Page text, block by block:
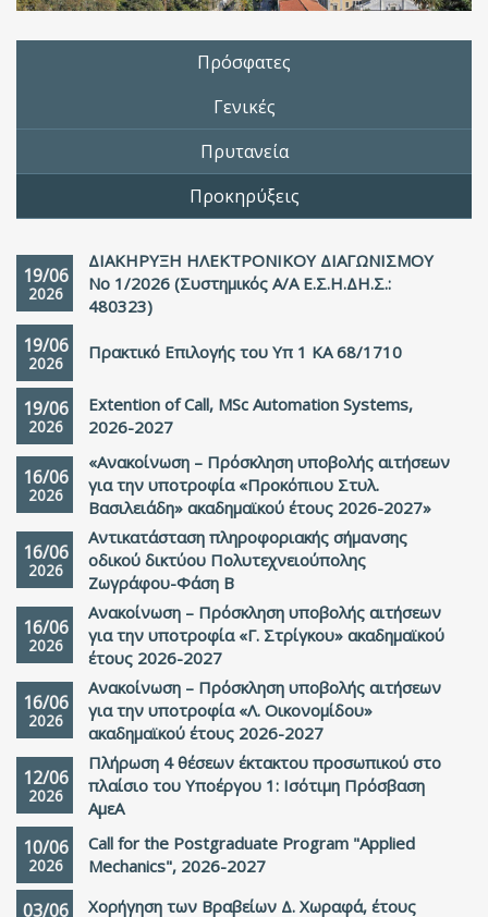
Πρόσφατες
Γενικές
Πρυτανεία
Προκηρύξεις
19/06
2026
ΔΙΑΚΗΡΥΞΗ ΗΛΕΚΤΡΟΝΙΚΟΥ ΔΙΑΓΩΝΙΣΜΟΥ
Νο 1/2026 (Συστημικός Α/Α Ε.Σ.Η.ΔΗ.Σ.:
480323)
19/06
2026
Πρακτικό Επιλογής του Υπ 1 ΚΑ 68/1710
19/06
2026
Extention of Call, MSc Automation Systems,
2026-2027
16/06
2026
«Ανακοίνωση – Πρόσκληση υποβολής αιτήσεων
για την υποτροφία «Προκόπιου Στυλ.
Βασιλειάδη» ακαδημαϊκού έτους 2026-2027»
16/06
2026
Αντικατάσταση πληροφοριακής σήμανσης
οδικού δικτύου Πολυτεχνειούπολης
Ζωγράφου-Φάση Β
16/06
2026
Ανακοίνωση – Πρόσκληση υποβολής αιτήσεων
για την υποτροφία «Γ. Στρίγκου» ακαδημαϊκού
έτους 2026-2027
16/06
2026
Ανακοίνωση – Πρόσκληση υποβολής αιτήσεων
για την υποτροφία «Λ. Οικονομίδου»
ακαδημαϊκού έτους 2026-2027
12/06
2026
Πλήρωση 4 θέσεων έκτακτου προσωπικού στο
πλαίσιο του Υποέργου 1: Ισότιμη Πρόσβαση
ΑμεΑ
10/06
2026
Call for the Postgraduate Program "Applied
Mechanics", 2026-2027
03/06
Χορήγηση των Βραβείων Δ. Χωραφά, έτους